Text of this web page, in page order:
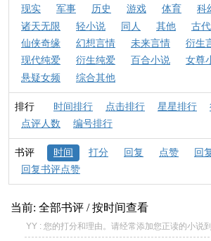
现实
军事 历史 游戏 体育 科
诸天无限
轻小说 同人 其他 古
仙侠奇缘
幻想言情 未来言情 衍生
现代纯爱
衍生纯爱 百合小说 女尊
悬疑女频
综合其他
排行 时间排行 点击排行 星星排行
点评人数
编号排行
书评 时间 打分 回复 点赞
回
回复书评点赞
当前: 全部书评 / 按时间查看
YY : 您的打分和理由。请经常添加您正读的小说